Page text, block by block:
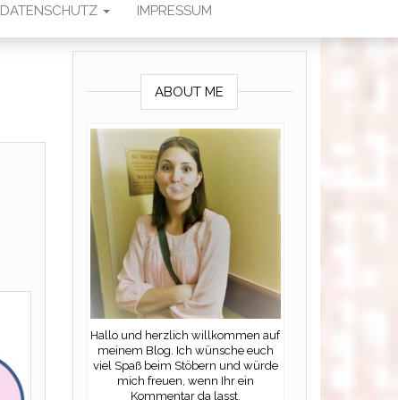
DATENSCHUTZ IMPRESSUM
ABOUT ME
Hallo und herzlich willkommen auf
meinem Blog. Ich wünsche euch
viel Spaß beim Stöbern und würde
mich freuen, wenn Ihr ein
Kommentar da lasst.